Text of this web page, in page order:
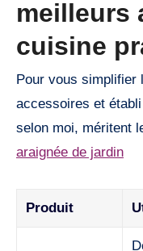
meilleurs
cuisine
Pour vous simplifier
accessoires et
selon moi, méritent
araignée de jardin
Produit